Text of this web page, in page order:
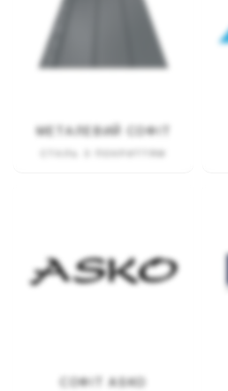
МЕТАЛЕВИЙ СОФІТ
СОФІТ ASKO